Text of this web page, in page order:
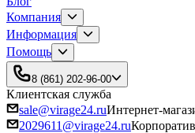
Компания
Информация
Помощь
8 (861) 202-96-00
Клиентская служба
sale@virage24.ruИнтернет-
2029611@virage24.ru